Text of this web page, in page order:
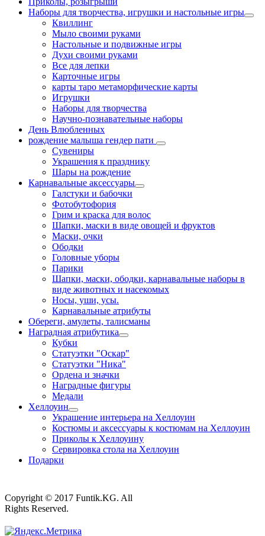
Наборы для творчества, игрушки и настольные игры
Квиллинг
Мыло своими руками
Настольные и подвижные игры
Духи своими руками
Все для лепки
Карточные игры
карты таро метаморфические карты
Игрушки
Наборы для творчества
Научно-познавательные наборы
День Влюбленных
рождение малыша гендер пати
Сувениры
Украшения к празднику
Шары на рождение
Карнавальные аксессуары
Галстуки и бабочки
Фотобутофория
Грим и краска для волос
Шапки, маски в виде овощей и фруктов
Маски, очки
Ободки
Головные уборы
Парики
Шапки, маски, ободки, карнавальные наборы в
виде животных и насекомых
Носы, уши, усы.
Карнавальные атрибуты
Обереги, амулеты, талисманы
Наградная атрибутика
Кубки
Статуэтки "Оскар"
Статуэтки "Ника"
Ордена и значки
Наградные фигуры
Медали
Хеллоуин
Украшение интерьера на Хеллоуин
Костюмы и аксессуары к костюмам на Хеллоуин
Приколы к Хеллоуину
Сервировка стола на Хеллоуин
Подарки
Copyright © 2017 Funtik.KG. All
Rights Reserved.